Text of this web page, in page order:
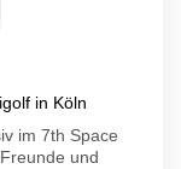
in Köln
im 7th Space
und